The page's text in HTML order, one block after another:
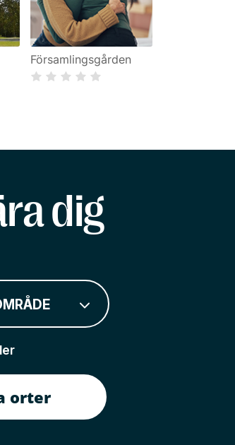
Församlingsgården
dig
orter